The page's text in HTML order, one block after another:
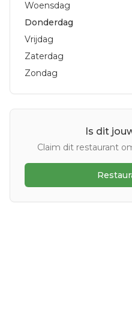
Woensdag
Donderdag
Vrijdag
Zaterdag
Zondag
Is dit
Claim dit restaurant